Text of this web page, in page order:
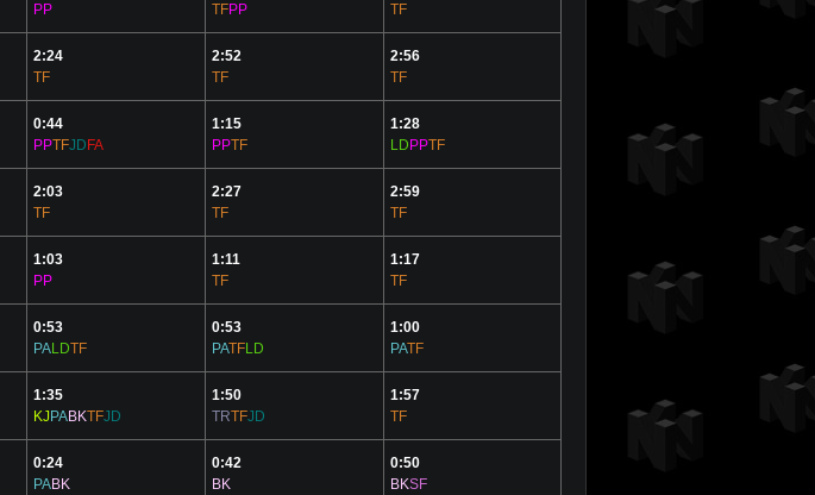
PP
TFPP
TF
2:24
TF
2:52
TF
2:56
TF
0:44
PPTFJD FA
1:15
PPTF
1:28
LD PPTF
2:03
TF
2:27
TF
2:59
TF
1:03
PP
1:11
TF
1:17
TF
0:53
PALDTF
0:53
PATFLD
1:00
PATF
1:35
KJPABKTFJD
1:50
TRTFJD
1:57
TF
0:24
PABK
0:42
BK
0:50
BKSF